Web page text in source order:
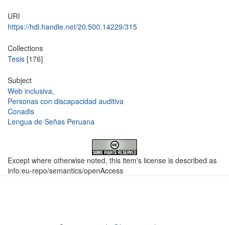
URI
https://hdl.handle.net/20.500.14229/315
Collections
Tesis [176]
Subject
Web inclusiva,
Personas con discapacidad auditiva
Conadis
Lengua de Señas Peruana
Except where otherwise noted, this item's license is described as
info:eu-repo/semantics/openAccess